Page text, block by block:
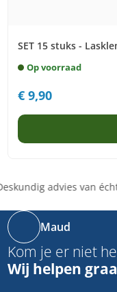
SET 15 stuks -
Op voorraad
€9,90
advies van
Maud
Kom je er niet
Wij helpen